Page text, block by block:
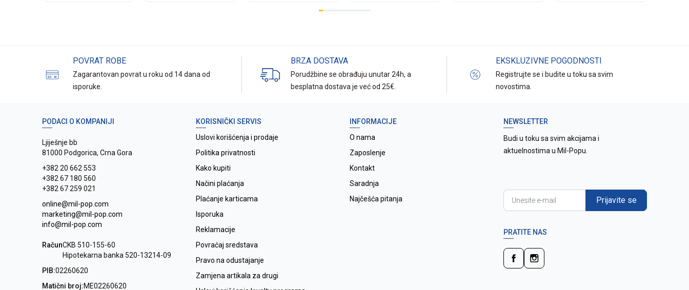
POVRAT ROBE
Zagarantovan povrat u roku od 14 dana od
isporuke.
BRZA DOSTAVA
Porudžbine se obrađuju unutar 24h, a
besplatna dostava je već od 25€.
EKSKLUZIVNE POGODNOSTI
Registrujte se i budite u toku sa svim
novostima.
PODACI O KOMPANIJI
Ljiješnje bb
81000 Podgorica, Crna Gora
+382 20 662 553
+382 67 180 560
+382 67 259 021
online@mil-pop.com
marketing@mil-pop.com
info@mil-pop.com
RačunCKB 510-155-60
Hipotekarna banka 520-13214-09
PIB:02260620
Matični broj:ME02260620
KORISNIČKI SERVIS
Uslovi korišćenja i prodaje
Politika privatnosti
Kako kupiti
Načini plaćanja
Plaćanje karticama
Isporuka
Reklamacije
Povraćaj sredstava
Pravo na odustajanje
Zamjena artikala za drugi
INFORMACIJE
O nama
Zaposlenje
Kontakt
Saradnja
Najčešća pitanja
NEWSLETTER
Budi u toku sa svim akcijama i
aktuelnostima u Mil-Popu.
Prijavite se
PRATITE NAS